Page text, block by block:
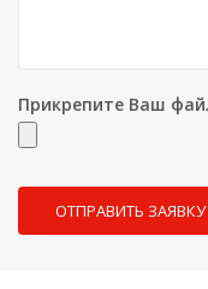
Прикрепите Ваш